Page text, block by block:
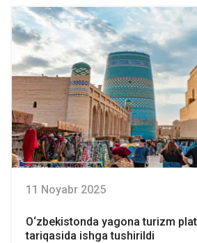
11 Noyabr 2025
O‘zbekistonda yagona turizm
tariqasida ishga tushirildi